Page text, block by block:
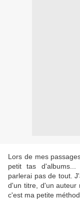
Lors de mes
petit tas
parlerai pas de tout.
d'un titre, d'un auteur
c'est ma petite